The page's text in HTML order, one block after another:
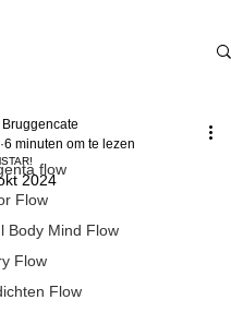
flow
Flow
Body Mind Flow
Flow
Flow
6 minuten om te lezen
2024
NaN uit 5 sterren.